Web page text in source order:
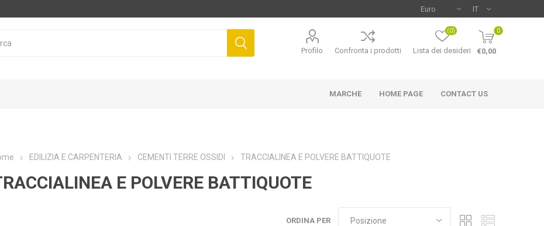
Profilo Confronta i prodotti Lista dei desideri
(0) 0
€0,00
MARCHE HOME PAGE CONTACT US
EDILIZIA E CARPENTERIA CEMENTI TERRE OSSIDI TRACCIALINEA E POLVERE BATTIQUOTE
E POLVERE BATTIQUOTE
ORDINA PER